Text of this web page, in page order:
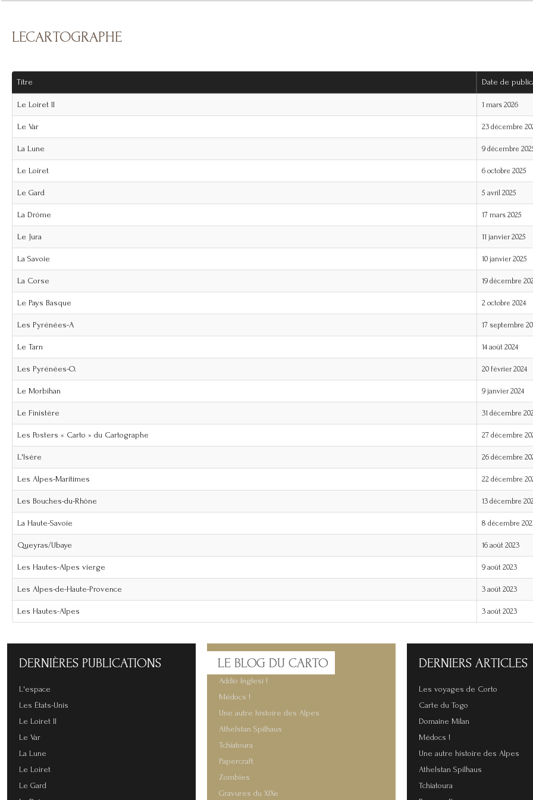
LECARTOGRAPHE
Titre Date de
Le Loiret II 1 mars 2026
Le Var 23 décembre
La Lune 9 décembre
Le Loiret 6 octobre 2025
Le Gard 5 avril 2025
La Drôme 17 mars 2025
Le Jura 11 janvier 2025
La Savoie 10 janvier 2025
La Corse 19 décembre
Le Pays Basque 2 octobre 2024
Les Pyrénées-A 17 septembre
Le Tarn 14 août 2024
Les Pyrénées-O. 20 février 2024
Le Morbihan 9 janvier 2024
Le Finistère 31 décembre
Les Posters « Carto » du Cartographe 27 décembre
L'Isère 26 décembre
Les Alpes-Maritimes 22 décembre
Les Bouches-du-Rhône 13 décembre
La Haute-Savoie 8 décembre
Queyras/Ubaye 16 août 2023
Les Hautes-Alpes vierge 9 août 2023
Les Alpes-de-Haute-Provence 3 août 2023
Les Hautes-Alpes 3 août 2023
DERNIÈRES PUBLICATIONS
L'espace
Les États-Unis
Le Loiret II
Le Var
La Lune
Le Loiret
Le Gard
LE BLOG DU CARTO
Addio Inglesi !
Médocs !
Une autre histoire des Alpes
Athelstan Spilhaus
Tchiatoura
Papercraft
Zombies
Gravures du XIXe
DERNIERS ARTICLES
Les voyages de Corto
Carte du Togo
Domaine Milan
Médocs !
Une autre histoire des Alpes
Athelstan Spilhaus
Tchiatoura